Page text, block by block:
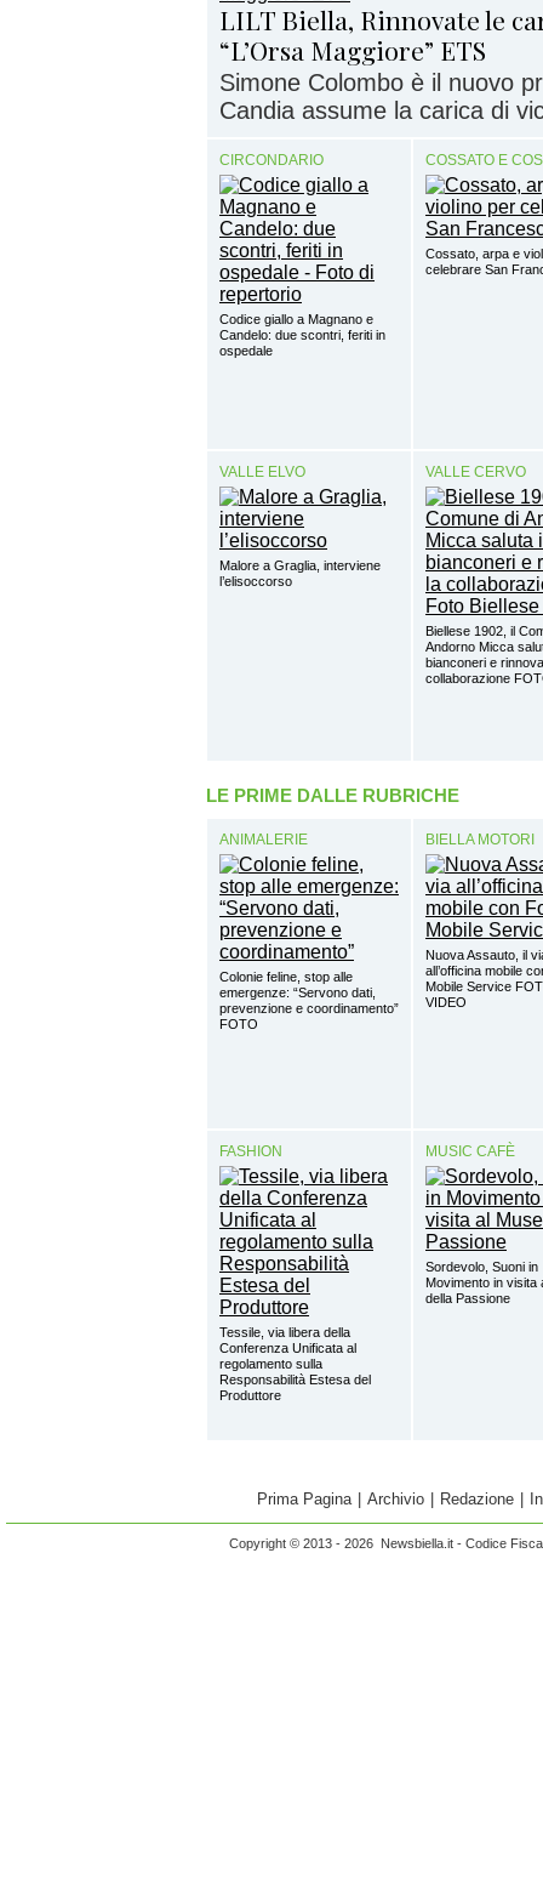
LILT Biella, Rinnovate le
“L’Orsa Maggiore” ETS
Simone Colombo è il nuovo
Candia assume la carica di
CIRCONDARIO
Codice giallo a Magnano e
Candelo: due scontri, feriti in
ospedale
COSSATO E
Cossato, arpa e
celebrare San
VALLE ELVO
Malore a Graglia, interviene
l’elisoccorso
VALLE CERVO
Biellese 1902, il
Andorno Micca
bianconeri e
collaborazione
LE PRIME DALLE RUBRICHE
ANIMALERIE
Colonie feline, stop alle
emergenze: “Servono dati,
prevenzione e coordinamento”
FOTO
BIELLA MOTORI
Nuova Assauto, il
all’officina mobile
Mobile Service
VIDEO
FASHION
Tessile, via libera della
Conferenza Unificata al
regolamento sulla
Responsabilità Estesa del
Produttore
MUSIC CAFÈ
Sordevolo, Suoni in
Movimento in visita
della Passione
Prima Pagina | Archivio | Redazione |
Copyright © 2013 - 2026 Newsbiella.it - Codice